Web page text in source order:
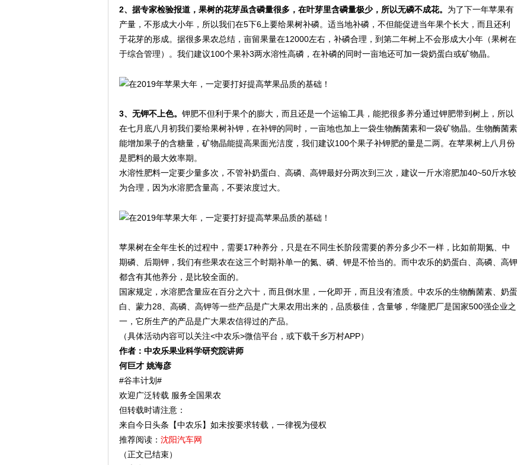
2、据专家检验报道，果树的花芽虽含磷量很多，在叶芽里含磷量极少，所以无磷不成花。 为了下一年苹果有
产量，不形成大小年，所以我们在5下6上要给果树补磷。适当地补磷，不但能促进当年果个长大，而且还利
于花芽的形成。据很多果农总结，亩留果量在12000左右，补磷合理，到第二年树上不会形成大小年（果树在
于综合管理）。我们建议100个果补3两水溶性高磷，在补磷的同时一亩地还可加一袋奶蛋白或矿物晶。
3、无钾不上色。 钾肥不但利于果个的膨大，而且还是一个运输工具，能把很多养分通过钾肥带到树上，所以
在七月底八月初我们要给果树补钾，在补钾的同时，一亩地也加上一袋生物酶菌素和一袋矿物晶。生物酶菌素
能增加果子的含糖量，矿物晶能提高果面光洁度，我们建议100个果子补钾肥的量是二两。在苹果树上八月份
是肥料的最大效率期。
水溶性肥料一定要少量多次，不管补奶蛋白、高磷、高钾最好分两次到三次，建议一斤水溶肥加40~50斤水较
为合理，因为水溶肥含量高，不要浓度过大。
苹果树在全年生长的过程中，需要17种养分，只是在不同生长阶段需要的养分多少不一样，比如前期氮、中
期磷、后期钾，我们有些果农在这三个时期补单一的氮、磷、钾是不恰当的。而中农乐的奶蛋白、高磷、高钾
都含有其他养分，是比较全面的。
国家规定，水溶肥含量应在百分之六十，而且倒水里，一化即开，而且没有渣质。中农乐的生物酶菌素、奶蛋
白、蒙力28、高磷、高钾等一些产品是广大果农用出来的，品质极佳，含量够，华隆肥厂是国家500强企业之
一，它所生产的产品是广大果农信得过的产品。
（具体活动内容可以关注<中农乐>微信平台，或下载千乡万村APP）
作者：中农乐果业科学研究院讲师
何巨才 姚海彦
#谷丰计划#
欢迎广泛转载 服务全国果农
但转载时请注意：
来自今日头条【中农乐】如未按要求转载，一律视为侵权
推荐阅读： 沈阳汽车网
（正文已结束）